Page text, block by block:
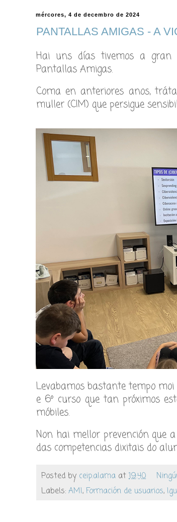
mércores, 4 de decembro de 2024
PANTALLAS AMIGAS - A
Hai uns días tivemos a gran
Pantallas Amigas.
Coma en anteriores anos,
muller (CIM) que persigue
Levabamos bastante tempo moi
e 6º curso que tan próximos
móbiles.
Non hai mellor prevención que
das competencias dixitais do
Posted by ceip.alama at 19:40
Labels: AMI, Formación de usuarios,